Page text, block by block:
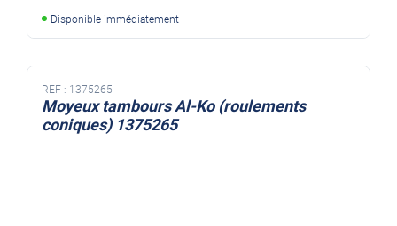
Disponible immédiatement
REF : 1375265
Moyeux tambours Al-Ko (roulements
coniques) 1375265